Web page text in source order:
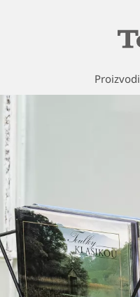
Proizvodi